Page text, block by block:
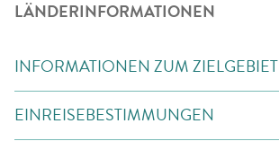
LÄNDERINFORMATIONEN
INFORMATIONEN ZUM ZIELGEBIET
EINREISEBESTIMMUNGEN